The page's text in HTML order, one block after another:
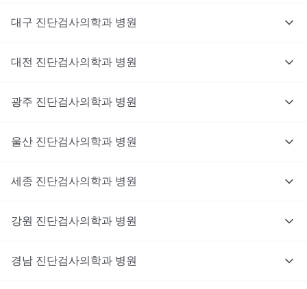
대구 진단검사의학과 병원
대전 진단검사의학과 병원
광주 진단검사의학과 병원
울산 진단검사의학과 병원
세종 진단검사의학과 병원
강원 진단검사의학과 병원
경남 진단검사의학과 병원